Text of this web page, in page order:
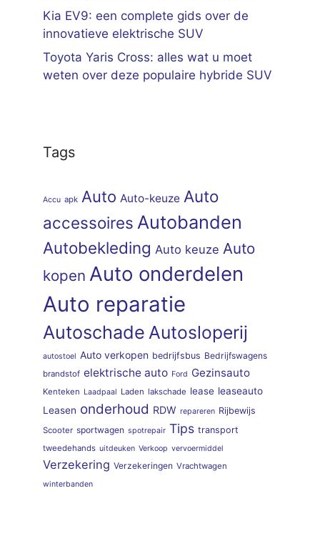
Kia EV9: een complete gids over de
innovatieve elektrische SUV
Toyota Yaris Cross: alles wat u moet
weten over deze populaire hybride SUV
Tags
Accu apk Auto Auto-keuze Auto
accessoires Autobanden
Autobekleding Auto keuze Auto
kopen Auto onderdelen
Auto reparatie
Autoschade Autosloperij
autostoel Auto verkopen bedrijfsbus Bedrijfswagens
brandstof elektrische auto Ford Gezinsauto
Kenteken Laadpaal Laden lakschade lease leaseauto
Leasen onderhoud RDW repareren Rijbewijs
Scooter sportwagen spotrepair Tips transport
tweedehands uitdeuken Verkoop vervoermiddel
Verzekering Verzekeringen Vrachtwagen
winterbanden